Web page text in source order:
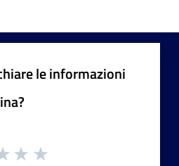
le informazioni